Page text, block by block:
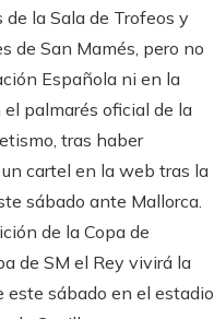
de la Sala de Trofeos y
de San Mamés, pero no
Española ni en la
palmarés oficial de la
tras haber
cartel en la web tras la
sábado ante Mallorca.
de la Copa de
de SM el Rey vivirá la
este sábado en el estadio